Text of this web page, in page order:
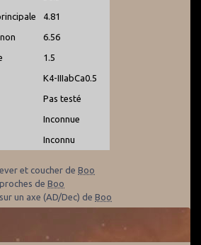
4.81
6.56
1.5
K4-IIIabCa0.5
Pas testé
Inconnue
Inconnu
et coucher de Boo
de Boo
un axe (AD/Dec) de Boo